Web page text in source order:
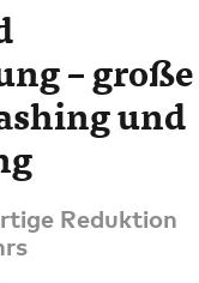
– große
und
Reduktion